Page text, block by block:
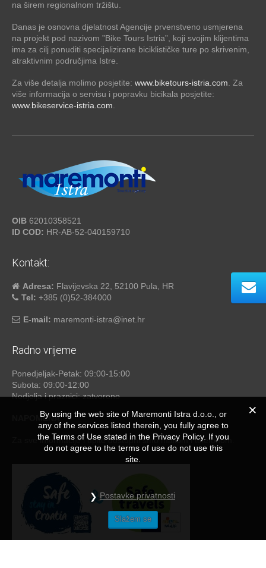
na širem regionalnom tržištu.
Danas je osnovna djelatnost Agencije prvenstveno usmjerena
na projekt pod nazivom ”Bike Tours Istria”, koji svojim klijentima
ima za cilj ponuditi specijalizirane biciklističke ture po skrivenim,
atraktivnim područjima Istre.
Za više detalja molimo posjetite: www.biketours-istria.com . Za
više informacija o servisu i popravku bicikala posjetite:
www.bikeservice-istria.com
OIB 62010358521
ID COD: HR-AB-52-040159710
Kontakt:
Adresa: Flavijevska 22, 52100 Pula, HR
Tel: +385 (0)52-384000
E-mail: maremonti-istra@inet.hr
Radno vrijeme
Ponedjeljak-Petak: 09:00-15:00
Subota: 09:00-12:00
Nedjelja i praznici: zatvoreno
NAPOMENA
Za sve informacije i upite dostupni smo mailom i telefonom.
By using the web site of Maremonti Istra d.o.o., or
any of the services listed therein, you fully agree to
the Terms of Use stated in the Privacy Policy. If you
do not agree to the terms of use do not use this
site.
Postavke privatnosti
Slažem se